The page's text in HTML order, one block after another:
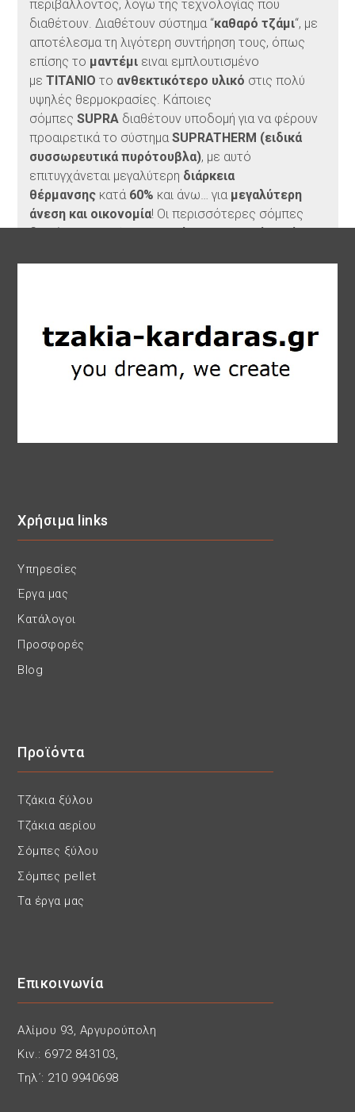
περιβάλλοντος, λόγω της τεχνολογίας που
διαθέτουν. Διαθέτουν σύστημα “καθαρό τζάμι“, με
αποτέλεσμα τη λιγότερη συντήρηση τους, όπως
επίσης το μαντέμι ειναι εμπλουτισμένο
μεΤΙΤΑΝΙΟ το ανθεκτικότερο υλικό στις πολύ
υψηλές θερμοκρασίες. Κάποιες
σόμπεςSUPRA διαθέτουν υποδομή για να φέρουν
προαιρετικά το σύστημα SUPRATHERM (ειδικά
συσσωρευτικά πυρότουβλα), με αυτό
επιτυγχάνεται μεγαλύτερη διάρκεια
θέρμανσης κατά 60% και άνω… για μεγαλύτερη
άνεση και οικονομία! Οι περισσότερες σόμπες
διαθέτουν το σύστημα 10 ώρες συνεχούς καύσης.
Χρήσιμα links
Υπηρεσίες
Έργα μας
Κατάλογοι
Προσφορές
Blog
Προϊόντα
Τζάκια ξύλου
Τζάκια αερίου
Σόμπες ξύλου
Σόμπες pellet
Τα έργα μας
Επικοινωνία
Αλίμου 93, Αργυρούπολη
Κιν.: 6972 843103,
Τηλ΄: 210 9940698